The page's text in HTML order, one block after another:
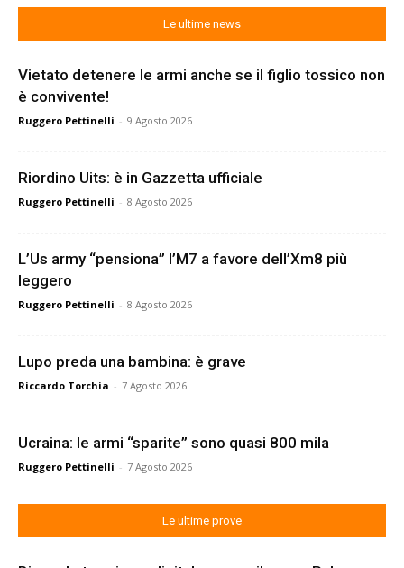
Le ultime news
Vietato detenere le armi anche se il figlio tossico non
è convivente!
Ruggero Pettinelli - 9 Agosto 2026
Riordino Uits: è in Gazzetta ufficiale
Ruggero Pettinelli - 8 Agosto 2026
L’Us army “pensiona” l’M7 a favore dell’Xm8 più
leggero
Ruggero Pettinelli - 8 Agosto 2026
Lupo preda una bambina: è grave
Riccardo Torchia - 7 Agosto 2026
Ucraina: le armi “sparite” sono quasi 800 mila
Ruggero Pettinelli - 7 Agosto 2026
Le ultime prove